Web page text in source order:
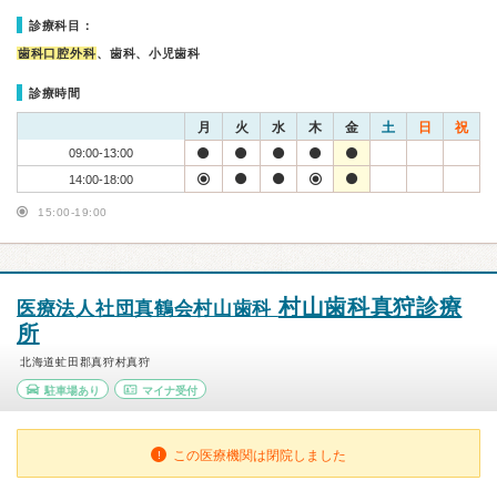
診療科目：
歯科口腔外科、歯科、小児歯科
診療時間
月 火 水 木 金 土 日 祝
09:00-13:00
14:00-18:00
15:00-19:00
医療法人社団真鶴会村山歯科村山歯科真狩診療
所
北海道虻田郡真狩村真狩
駐車場あり マイナ受付
この医療機関は閉院しました